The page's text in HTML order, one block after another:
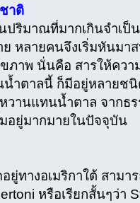
าติ
ริมาณที่มากเกินจำเป็
ย หลายคนจึงเริ่มหันม
าพ นั่นคือ สารให้ควา
ำตาลนี้ ก็มีอยู่หลายช
วานแทนน้ำตาล จากธ
อยู่มากมายในปัจจุบัน
ทางอเมริกาใต้ สามา
หรือเรียกสั้นๆว่า